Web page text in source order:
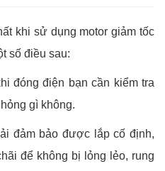
khi sử dụng motor giảm tốc
số điều sau:
đóng điện bạn cần kiểm tra
gì không.
đảm bảo được lắp cố định,
để không bị lỏng lẻo, rung